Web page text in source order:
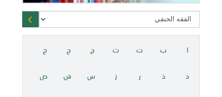
ا ب ت ث ج ح خ
د ذ ر ز س ش ص